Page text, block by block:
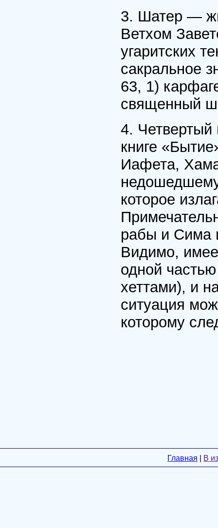
3. Шатер —
Ветхом
угаритских
сакральное
63, 1)
священный
4. Четвертый
книге
Иафета,
которое
рабы и Сима
Видимо,
одной
хеттами), и
ситуация
которому
Главная В